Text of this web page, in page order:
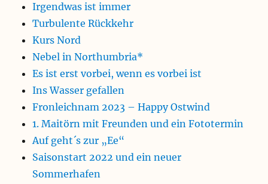
Irgendwas ist immer
Turbulente Rückkehr
Kurs Nord
Nebel in Northumbria*
Es ist erst vorbei, wenn es vorbei ist
Ins Wasser gefallen
Fronleichnam 2023 – Happy Ostwind
1. Maitörn mit Freunden und ein Fototermin
Auf geht´s zur „Ee“
Saisonstart 2022 und ein neuer
Sommerhafen